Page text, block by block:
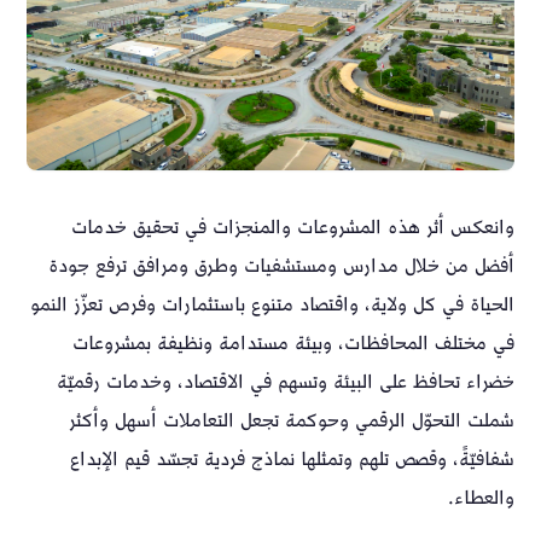
وانعكس أثر هذه المشروعات والمنجزات في تحقيق خدمات
أفضل من خلال مدارس ومستشفيات وطرق ومرافق ترفع جودة
الحياة في كل ولاية، واقتصاد متنوع باستثمارات وفرص تعزّز النمو
في مختلف المحافظات، وبيئة مستدامة ونظيفة بمشروعات
خضراء تحافظ على البيئة وتسهم في الاقتصاد، وخدمات رقميّة
شملت التحوّل الرقمي وحوكمة تجعل التعاملات أسهل وأكثر
شفافيّةً، وقصص تلهم وتمثلها نماذج فردية تجسّد قيم الإبداع
والعطاء.